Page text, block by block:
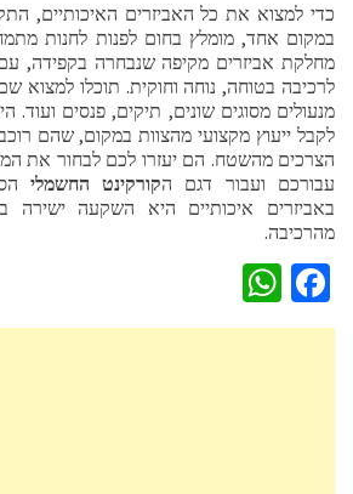
כדי למצוא את כל האביזרים האיכותיים,
במקום אחד, מומלץ בחום לפנות לחנות
מחלקת אביזרים מקיפה שנבחרה בקפידה,
לרכיבה בטוחה, נוחה וחוקית. תוכלו למצוא
מנעולים מסוגים שונים, תיקים, פנסים ועוד.
לקבל ייעוץ מקצועי מהצוות במקום, שהם
הצרכים מהשטח. הם יעזרו לכם לבחור את
עבורכם ועבור דגם הקורקינט החשמלי
באביזרים איכותיים היא השקעה ישירה
מהרכיבה.
Facebook